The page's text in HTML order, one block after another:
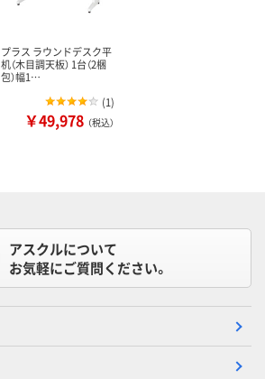
プラス ラウンドデスク平
机（木目調天板） 1台（2梱
包）幅1…
(1)
￥49,978 （税込）
アスクルについて
お気軽にご質問ください。